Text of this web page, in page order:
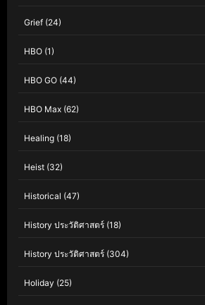
Grief (24)
HBO (1)
HBO GO (44)
HBO Max (62)
Healing (18)
Heist (32)
Historical (47)
History ประวัติศาสตร์ (18)
History ประวัติศาสตร์ (304)
Holiday (25)